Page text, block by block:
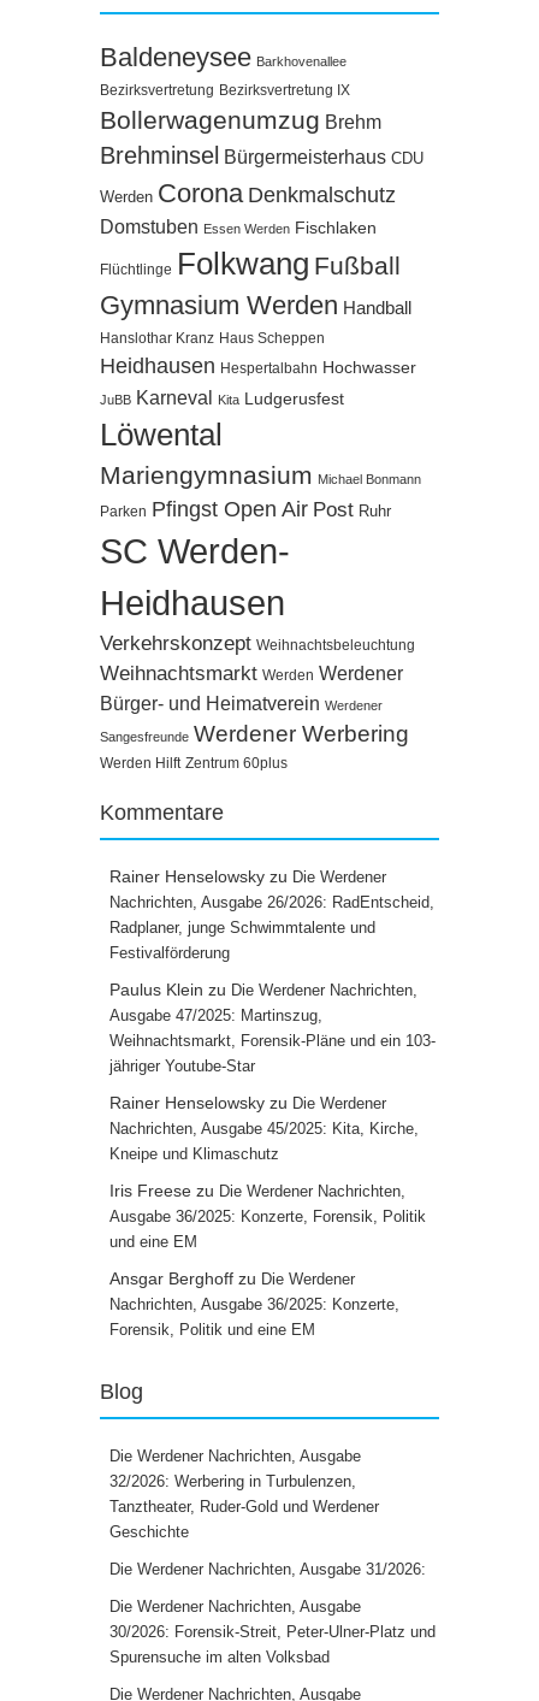
Baldeneysee Barkhovenallee
Bezirksvertretung Bezirksvertretung IX
Bollerwagenumzug Brehm
Brehminsel Bürgermeisterhaus CDU
Werden Corona Denkmalschutz
Domstuben Essen Werden Fischlaken
Flüchtlinge Folkwang Fußball
Gymnasium Werden Handball
Hanslothar Kranz Haus Scheppen
Heidhausen Hespertalbahn Hochwasser
JuBB Karneval Kita Ludgerusfest
Löwental
Mariengymnasium Michael Bonmann
Parken Pfingst Open Air Post Ruhr
SC Werden-
Heidhausen
Verkehrskonzept Weihnachtsbeleuchtung
Weihnachtsmarkt Werden Werdener
Bürger- und Heimatverein Werdener
Sangesfreunde Werdener Werbering
Werden Hilft Zentrum 60plus
Kommentare
Rainer Henselowsky zu Die Werdener
Nachrichten, Ausgabe 26/2026: RadEntscheid,
Radplaner, junge Schwimmtalente und
Festivalförderung
Paulus Klein zu Die Werdener Nachrichten,
Ausgabe 47/2025: Martinszug,
Weihnachtsmarkt, Forensik-Pläne und ein 103-
jähriger Youtube-Star
Rainer Henselowsky zu Die Werdener
Nachrichten, Ausgabe 45/2025: Kita, Kirche,
Kneipe und Klimaschutz
Iris Freese zu Die Werdener Nachrichten,
Ausgabe 36/2025: Konzerte, Forensik, Politik
und eine EM
Ansgar Berghoff zu Die Werdener
Nachrichten, Ausgabe 36/2025: Konzerte,
Forensik, Politik und eine EM
Blog
Die Werdener Nachrichten, Ausgabe
32/2026: Werbering in Turbulenzen,
Tanztheater, Ruder-Gold und Werdener
Geschichte
Die Werdener Nachrichten, Ausgabe 31/2026:
Die Werdener Nachrichten, Ausgabe
30/2026: Forensik-Streit, Peter-Ulner-Platz und
Spurensuche im alten Volksbad
Die Werdener Nachrichten, Ausgabe